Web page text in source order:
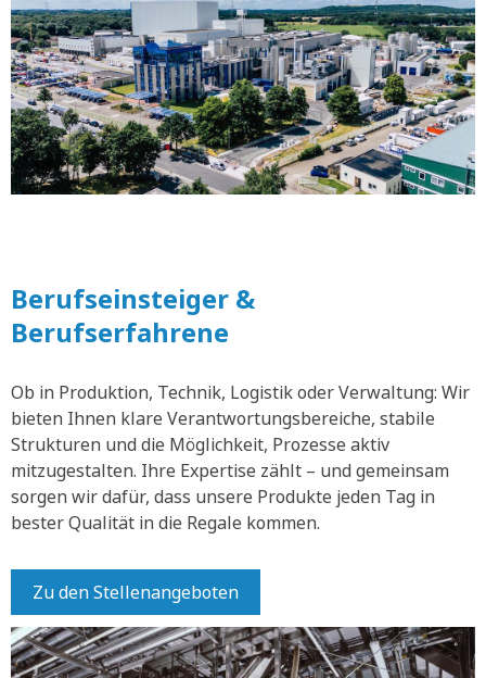
Berufseinsteiger &
Berufserfahrene
Ob in Produktion, Technik, Logistik oder Verwaltung: Wir
bieten Ihnen klare Verantwortungsbereiche, stabile
Strukturen und die Möglichkeit, Prozesse aktiv
mitzugestalten. Ihre Expertise zählt – und gemeinsam
sorgen wir dafür, dass unsere Produkte jeden Tag in
bester Qualität in die Regale kommen.
Zu den Stellenangeboten